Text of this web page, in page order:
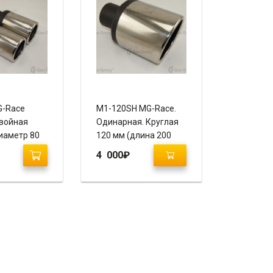
Race
80
M1-120SH MG-Race.
Одинарная. Круглая
120 мм (длина 200
мм), скошенная,
4 000₽